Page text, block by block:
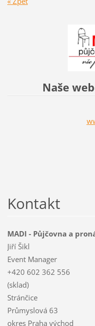
Naše
Kontakt
MADI - Půjčovna a
Jiří Šikl
Event Manager
+420 602 362 556
(sklad)
Stránčice
Průmyslová 63
okres Praha východ